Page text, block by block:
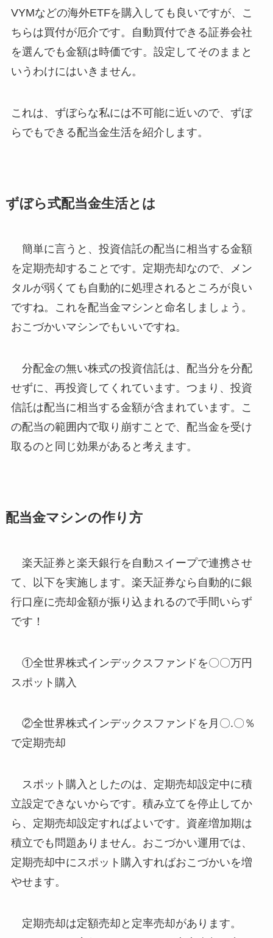
VYMなどの海外ETFを購入しても良いですが、こ
ちらは買付が厄介です。自動買付できる証券会社
を選んでも金額は時価です。設定してそのままと
いうわけにはいきません。
これは、ずぼらな私には不可能に近いので、ずぼ
らでもできる配当金生活を紹介します。
ずぼら式配当金生活とは
簡単に言うと、 投資信託の配当に相当する金額
を定期売却すること です。定期売却なので、
メン
タルが弱くても自動的に処理される ところが良い
ですね。これを配当金マシンと命名 しましょう。
おこづかいマシンでもいいですね。
分配金の無い株式の投資信託は、配当分を分配
せずに、再投資してくれています。つまり、投資
信託は配当に相当する金額が含まれています。こ
の配当の範囲内で取り崩すことで、配当金を受け
取るのと同じ効果があると考えます。
配当金マシンの作り方
楽天証券と楽天銀行を自動スイープで連携させ
て、以下を実施します。楽天証券なら自動的に銀
行口座に売却金額が振り込まれるので手間いらず
です！
①全世界株式インデックスファンドを〇〇万円
スポット購入
②全世界株式インデックスファンドを月〇.〇％
で定期売却
スポット購入としたのは、定期売却設定中に積
立設定できないからです。積み立てを停止してか
ら、定期売却設定すればよいです。資産増加期は
積立でも問題ありません。おこづかい運用では、
定期売却中にスポット購入すればおこづかいを増
やせます。
定期売却は定額売却と定率売却があります。